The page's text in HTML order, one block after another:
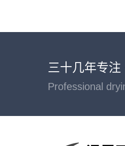
三十几年专注
Professional